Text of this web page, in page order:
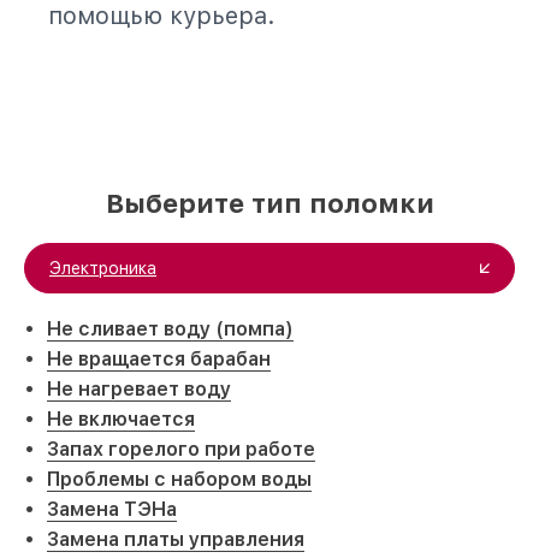
помощью курьера.
Выберите тип поломки
Электроника
Не сливает воду (помпа)
Не вращается барабан
Не нагревает воду
Не включается
Запах горелого при работе
Проблемы с набором воды
Замена ТЭНа
Замена платы управления